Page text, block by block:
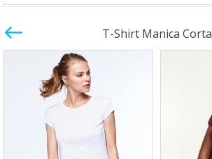
T-Shirt Manica Corta